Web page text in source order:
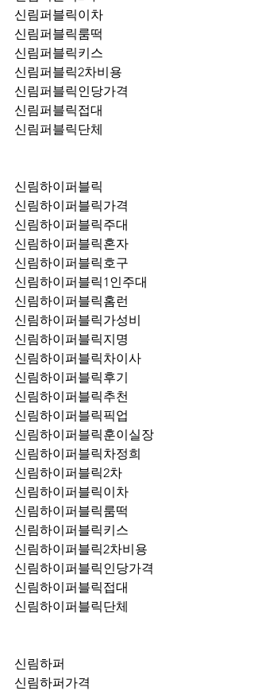
신림퍼블릭이차
신림퍼블릭룸떡
신림퍼블릭키스
신림퍼블릭2차비용
신림퍼블릭인당가격
신림퍼블릭접대
신림퍼블릭단체
신림하이퍼블릭
신림하이퍼블릭가격
신림하이퍼블릭주대
신림하이퍼블릭혼자
신림하이퍼블릭호구
신림하이퍼블릭1인주대
신림하이퍼블릭홈런
신림하이퍼블릭가성비
신림하이퍼블릭지명
신림하이퍼블릭차이사
신림하이퍼블릭후기
신림하이퍼블릭추천
신림하이퍼블릭훈이실장
신림하이퍼블릭차정희
신림하이퍼블릭2차
신림하이퍼블릭이차
신림하이퍼블릭룸떡
신림하이퍼블릭키스
신림하이퍼블릭2차비용
신림하이퍼블릭인당가격
신림하이퍼블릭접대
신림하이퍼블릭단체
신림하퍼
신림하퍼가격